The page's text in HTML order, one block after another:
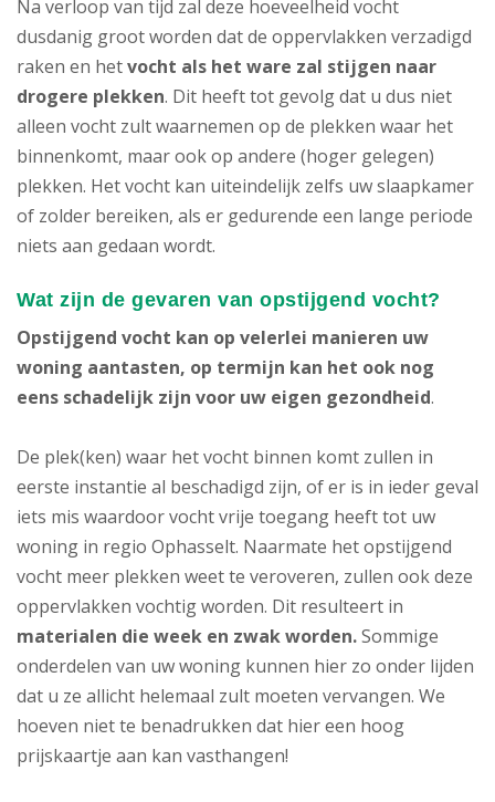
Na verloop van tijd zal deze hoeveelheid vocht
dusdanig groot worden dat de oppervlakken verzadigd
raken en hetvocht als het ware zal stijgen naar
drogere plekken. Dit heeft tot gevolg dat u dus niet
alleen vocht zult waarnemen op de plekken waar het
binnenkomt, maar ook op andere (hoger gelegen)
plekken. Het vocht kan uiteindelijk zelfs uw slaapkamer
of zolder bereiken, als er gedurende een lange periode
niets aan gedaan wordt.
Wat zijn de gevaren van opstijgend vocht?
Opstijgend vocht kan op velerlei manieren uw
woning aantasten, op termijn kan het ook nog
eens schadelijk zijn voor uw eigen gezondheid.
De plek(ken) waar het vocht binnen komt zullen in
eerste instantie al beschadigd zijn, of er is in ieder geval
iets mis waardoor vocht vrije toegang heeft tot uw
woning in regio Ophasselt. Naarmate het opstijgend
vocht meer plekken weet te veroveren, zullen ook deze
oppervlakken vochtig worden. Dit resulteert in
materialen die week en zwak worden.Sommige
onderdelen van uw woning kunnen hier zo onder lijden
dat u ze allicht helemaal zult moeten vervangen. We
hoeven niet te benadrukken dat hier een hoog
prijskaartje aan kan vasthangen!